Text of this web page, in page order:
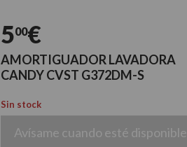
500€
AMORTIGUADOR LAVADORA
CANDY CVST G372DM-S
Sin stock
Avísame cuando esté disponible